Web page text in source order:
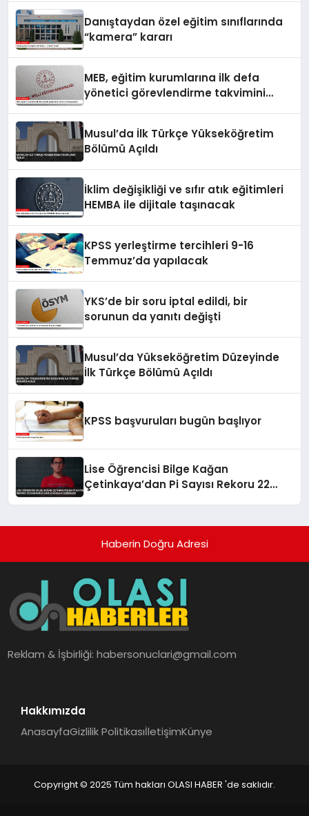
Danıştaydan özel eğitim sınıflarında
“kamera” kararı
MEB, eğitim kurumlarına ilk defa
yönetici görevlendirme takvimini
Musul’da İlk Türkçe Yükseköğretim
Bölümü Açıldı
İklim değişikliği ve sıfır atık eğitimleri
HEMBA ile dijitale taşınacak
KPSS yerleştirme tercihleri 9-16
Temmuz’da yapılacak
YKS’de bir soru iptal edildi, bir
sorunun da yanıtı değişti
Musul’da Yükseköğretim Düzeyinde
İlk Türkçe Bölümü Açıldı
KPSS başvuruları bugün başlıyor
Lise Öğrencisi Bilge Kağan
Çetinkaya’dan Pi Sayısı Rekoru 22
Haberin Doğru Adresi
Reklam & İşbirliği:habersonuclari@gmail.com
Hakkımızda
AnasayfaGizlilik PolitikasıİletişimKünye
Copyright © 2025 Tüm hakları OLASI HABER 'de saklıdır.